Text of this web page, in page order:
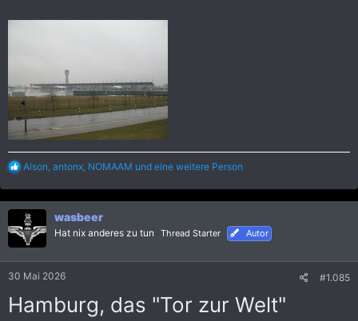
R
a
k
t
i
o
n
Alson antonx NOMAAM und eine weitere Person
wasbeer
Hat nix anderes zu tun Thread Starter Autor
30 Mai 2026 #1.085
Hamburg, das "Tor zur Welt"